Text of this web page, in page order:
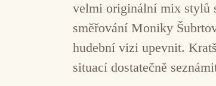
velmi originální mix stylů
směřování Moniky
hudební vizi upevnit.
situací dostatečně